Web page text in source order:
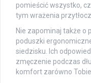
pomieścić wszystko,
tym wrażenia
Nie zapominaj także o
poduszki
siedzisku. Ich
zmęczenie podczas
komfort zarówno